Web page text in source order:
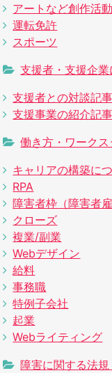
アートなど創作活動
運転免許
スポーツ
支援者・支援企
支援者との対談記事
支援事業の紹介記事
働き方・ワーク
キャリアの構築に
RPA
障害者枠（障害者雇
クローズ
複業/副業
Webデザイン
給料
事務職
特例子会社
起業
Webライティング
障害に関する法